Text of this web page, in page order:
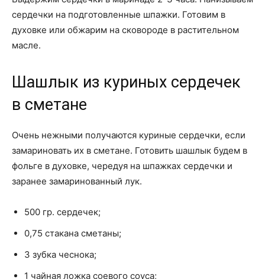
сердечки на подготовленные шпажки. Готовим в
духовке или обжарим на сковороде в растительном
масле.
Шашлык из куриных сердечек
в сметане
Очень нежными получаются куриные сердечки, если
замариновать их в сметане. Готовить шашлык будем в
фольге в духовке, чередуя на шпажках сердечки и
заранее замаринованный лук.
500 гр. сердечек;
0,75 стакана сметаны;
3 зубка чеснока;
1 чайная ложка соевого соуса;